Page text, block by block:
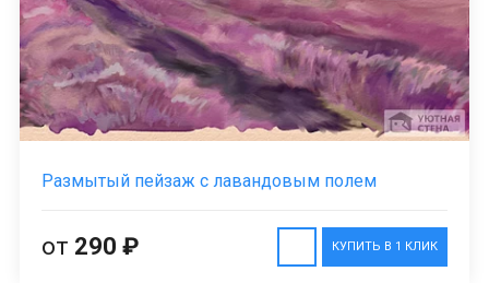
Размытый пейзаж с лавандовым полем
КУПИТЬ В 1 КЛИК
от 290 ₽